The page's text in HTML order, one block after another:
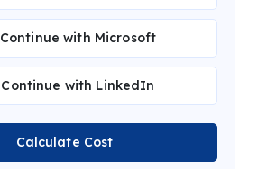
Continue with Microsoft
Continue with LinkedIn
Calculate Cost